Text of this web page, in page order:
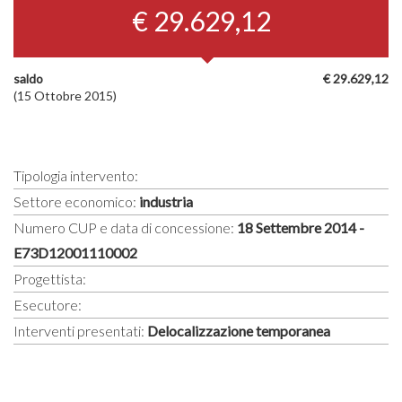
€ 29.629,12
€ 29.629,12
saldo
(15 Ottobre 2015)
Tipologia intervento:
Settore economico: industria
Numero CUP e data di concessione: 18 Settembre 2014 -
E73D12001110002
Progettista:
Esecutore:
Interventi presentati: Delocalizzazione temporanea